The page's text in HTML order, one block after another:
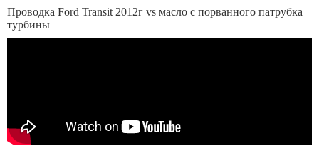
Проводка Ford Transit 2012г vs масло с порванного патрубка
турбины